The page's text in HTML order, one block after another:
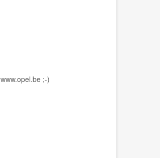
www.opel.be;-)